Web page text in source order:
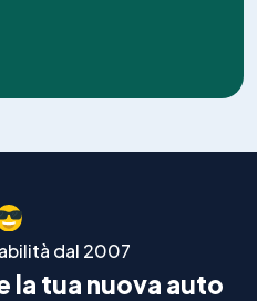
dal 2007
la tua nuova auto